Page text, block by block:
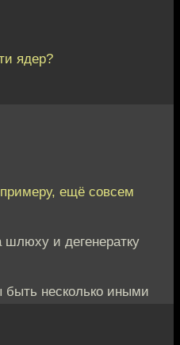
ядер?
ещё совсем
шлюху и дегенератку
быть несколько иными